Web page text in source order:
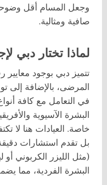
وجعل المسام أقل
صافية ومثالية.
لماذا تختار دبي
تتميز دبي بوجود
المرضى، بالإضافة إلى
في التعامل مع كافة
البشرة الآسيوية
خاصة. العيادات هنا لا
بل تقدم استشارات
(مثل الليزر الكربوني أو
البشرة الفردية، مما